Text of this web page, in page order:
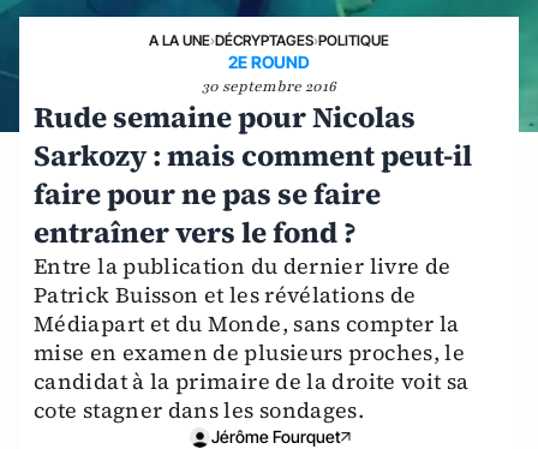
A LA UNE›DÉCRYPTAGES›POLITIQUE
2E ROUND
30 septembre 2016
Rude semaine pour Nicolas
Sarkozy : mais comment peut-il
faire pour ne pas se faire
entraîner vers le fond ?
Entre la publication du dernier livre de
Patrick Buisson et les révélations de
Médiapart et du Monde, sans compter la
mise en examen de plusieurs proches, le
candidat à la primaire de la droite voit sa
cote stagner dans les sondages.
Jérôme Fourquet